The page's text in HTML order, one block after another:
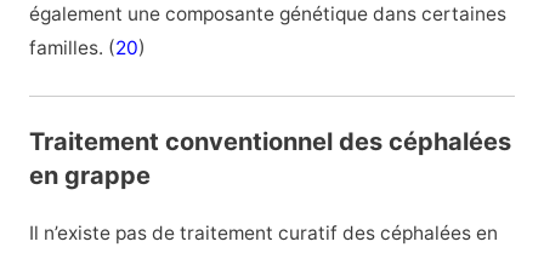
également une composante génétique dans certaines
familles. (20)
Traitement conventionnel des céphalées
en grappe
Il n’existe pas de traitement curatif des céphalées en